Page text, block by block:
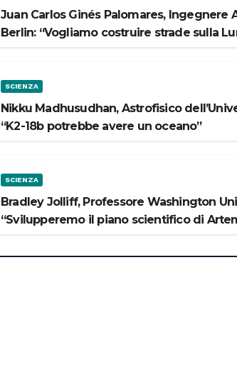
Juan Carlos Ginés Palomares, Ingegnere
Berlin: “Vogliamo costruire strade sulla
SCIENZA
Nikku Madhusudhan, Astrofisico
“K2-18b potrebbe avere un oceano”
SCIENZA
Bradley Jolliff, Professore Washington
“Svilupperemo il piano scientifico di